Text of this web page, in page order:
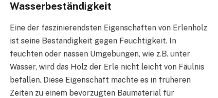
Wasserbeständigkeit
Eine der faszinierendsten Eigenschaften von Erlenholz
ist seine Beständigkeit gegen Feuchtigkeit. In
feuchten oder nassen Umgebungen, wie z.B. unter
Wasser, wird das Holz der Erle nicht leicht von Fäulnis
befallen. Diese Eigenschaft machte es in früheren
Zeiten zu einem bevorzugten Baumaterial für